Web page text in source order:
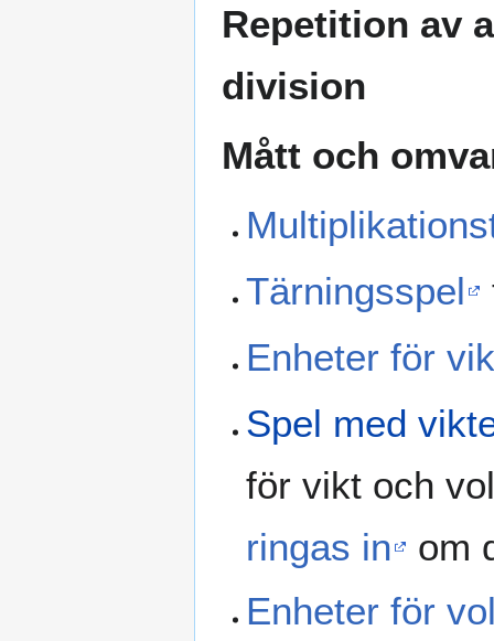
Repetition av
division
Mått och
Tärningsspel
Enheter för
Spel med
för vikt och
ringas in
om
Enheter för